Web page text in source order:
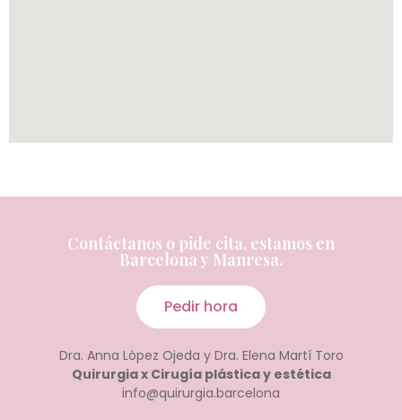
Contáctanos o pide cita, estamos en
Barcelona y Manresa.
Pedir hora
Dra. Anna López Ojeda y Dra. Elena Martí Toro
Quirurgia x Cirugía plástica y estética
info@quirurgia.barcelona